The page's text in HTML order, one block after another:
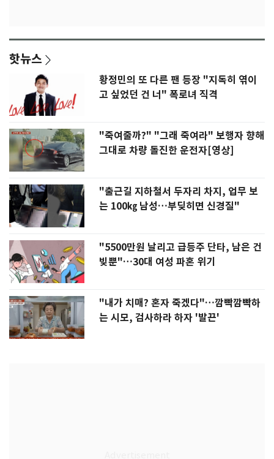
핫뉴스
황정민의 또 다른 팬 등장 "지독히 엮이
고 싶었던 건 너" 폭로녀 직격
"죽여줄까?" "그래 죽여라" 보행자 향해
그대로 차량 돌진한 운전자[영상]
"출근길 지하철서 두자리 차지, 업무 보
는 100㎏ 남성…부딪히면 신경질"
"5500만원 날리고 급등주 단타, 남은 건
빚뿐"…30대 여성 파혼 위기
"내가 치매? 혼자 죽겠다"…깜빡깜빡하
는 시모, 검사하라 하자 '발끈'